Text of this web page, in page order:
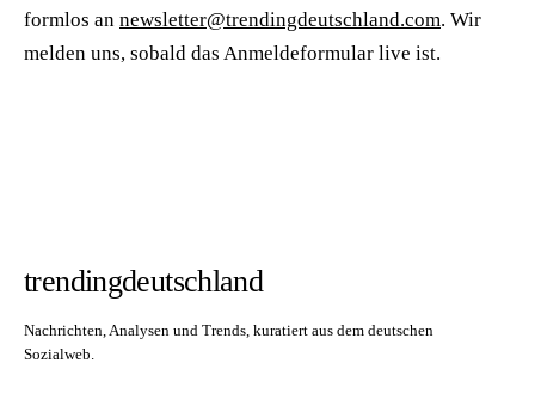
formlos an newsletter@trendingdeutschland.com. Wir
melden uns, sobald das Anmeldeformular live ist.
trendingdeutschland
Nachrichten, Analysen und Trends, kuratiert aus dem deutschen
Sozialweb.